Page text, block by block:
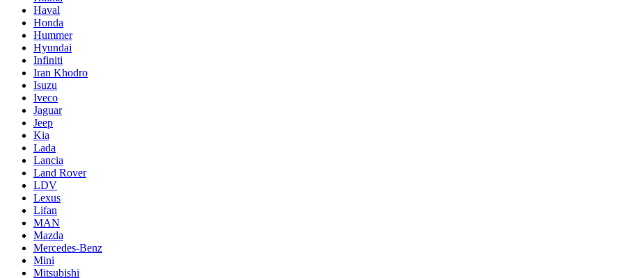
Haval
Honda
Hummer
Hyundai
Infiniti
Iran Khodro
Isuzu
Iveco
Jaguar
Jeep
Kia
Lada
Lancia
Land Rover
LDV
Lexus
Lifan
MAN
Mazda
Mercedes-Benz
Mini
Mitsubishi